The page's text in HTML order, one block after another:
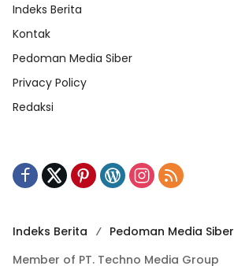
Indeks Berita
Kontak
Pedoman Media Siber
Privacy Policy
Redaksi
Indeks Berita
Pedoman Media Siber
Member of PT. Techno Media Group